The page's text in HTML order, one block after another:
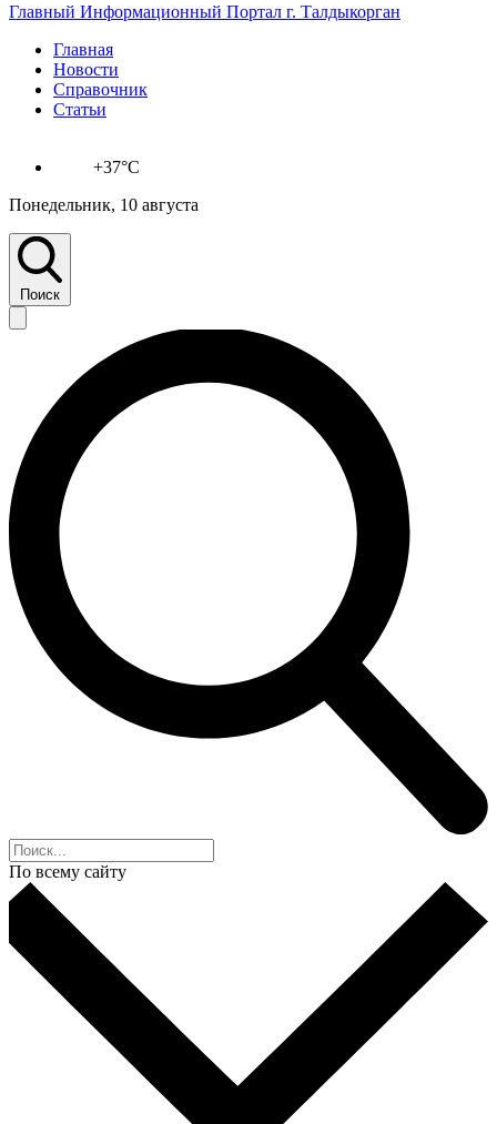
Главный Информационный Портал г. Талдыкорган
Главная
Новости
Справочник
Статьи
+37°C
Понедельник, 10 августа
Поиск
По всему сайту